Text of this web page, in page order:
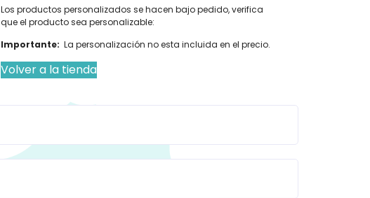
Los productos personalizados se hacen bajo pedido, verifica
que el producto sea personalizable:
Importante: La personalización no esta incluida en el precio.
Volver a la tienda